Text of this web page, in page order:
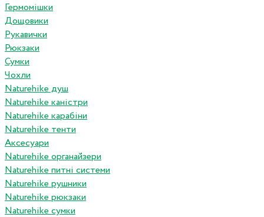
Гермомішки
Дощовики
Рукавички
Рюкзаки
Сумки
Чохли
Naturehike душ
Naturehike каністри
Naturehike карабіни
Naturehike тенти
Аксесуари
Naturehike органайзери
Naturehike питні системи
Naturehike рушники
Naturehike рюкзаки
Naturehike сумки